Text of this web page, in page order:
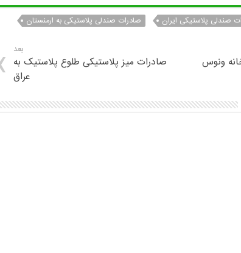
صندلی پلاستیکی ایران صادرات صندلی پلاستیکی به ارمنستان
ونوس
بعد
صادرات میز پلاستیکی طلوع پلاستیک به
عراق